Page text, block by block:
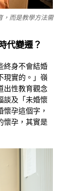
，而是教學方法需
代變遷？
終身不會結婚
現實的。」嶺
出性教育觀念
談及「未婚懷
孕這個字，
懷孕，其實是